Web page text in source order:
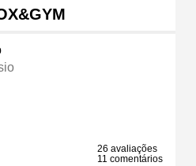
26 avaliações
11 comentários